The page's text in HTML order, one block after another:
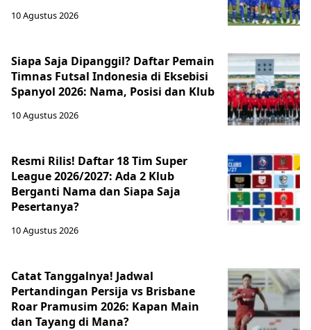
10 Agustus 2026
Siapa Saja Dipanggil? Daftar Pemain
Timnas Futsal Indonesia di Eksebisi
Spanyol 2026: Nama, Posisi dan Klub
10 Agustus 2026
Resmi Rilis! Daftar 18 Tim Super
League 2026/2027: Ada 2 Klub
Berganti Nama dan Siapa Saja
Pesertanya?
10 Agustus 2026
Catat Tanggalnya! Jadwal
Pertandingan Persija vs Brisbane
Roar Pramusim 2026: Kapan Main
dan Tayang di Mana?